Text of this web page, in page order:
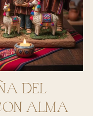
DEL
ALMA